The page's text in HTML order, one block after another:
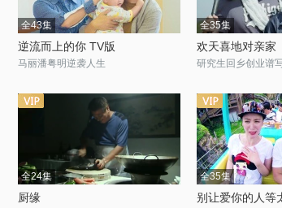
全43集
逆流而上的你 TV版
马丽潘粤明逆袭人生
全35集
欢天喜地对亲家
研究生回乡创业谱
全24集
厨缘
全35集
别让爱你的人等